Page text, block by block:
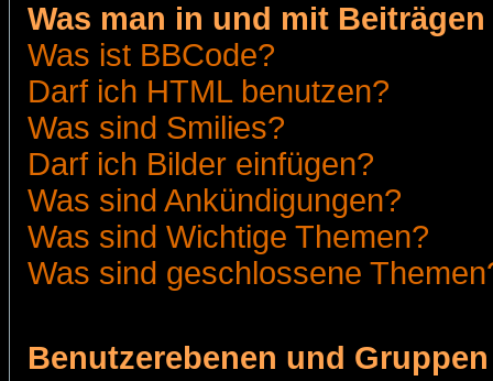
Was man in und mit
Was ist BBCode?
Darf ich HTML benutzen?
Was sind Smilies?
Darf ich Bilder einfügen?
Was sind Ankündigungen?
Was sind Wichtige Themen?
Was sind geschlossene
Benutzerebenen und Gruppen